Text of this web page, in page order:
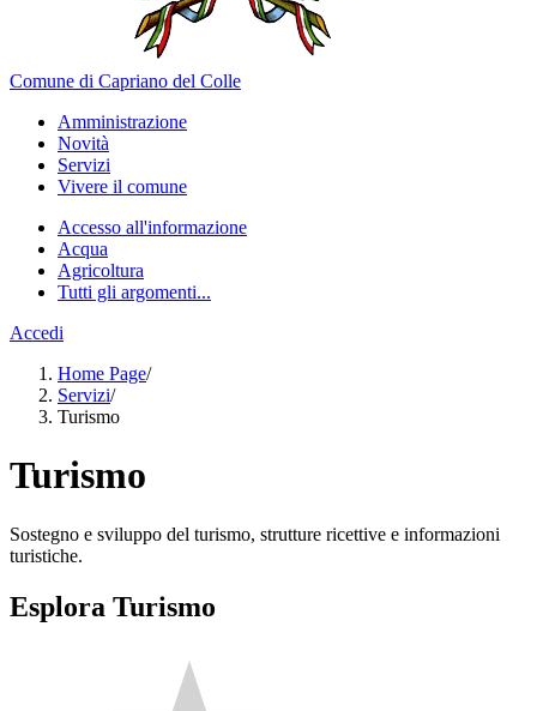
Comune di Capriano del Colle
Amministrazione
Novità
Servizi
Vivere il comune
Accesso all'informazione
Acqua
Agricoltura
Tutti gli argomenti...
Accedi
Home Page/
Servizi/
Turismo
Turismo
Sostegno e sviluppo del turismo, strutture ricettive e informazioni
turistiche.
Esplora Turismo